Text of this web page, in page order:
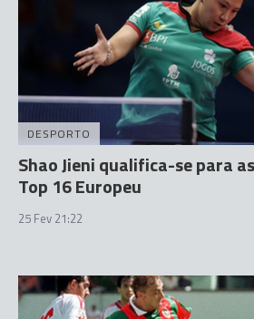
DESPORTO
Shao Jieni qualifica-se para
Top 16 Europeu
25 Fev 21:22